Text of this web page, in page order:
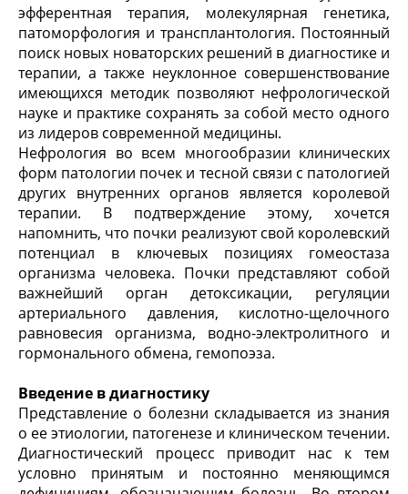
эфферентная терапия, молекулярная генетика,
патоморфология и трансплантология. Постоянный
поиск новых новаторских решений в диагностике и
терапии, а также неуклонное совершенствование
имеющихся методик позволяют нефрологической
науке и практике сохранять за собой место одного
из лидеров современной медицины.
Нефрология во всем многообразии клинических
форм патологии почек и тесной связи с патологией
других внутренних органов является королевой
терапии. В подтверждение этому, хочется
напомнить, что почки реализуют свой королевский
потенциал в ключевых позициях гомеостаза
организма человека. Почки представляют собой
важнейший орган детоксикации, регуляции
артериального давления, кислотно-щелочного
равновесия организма, водно-электролитного и
гормонального обмена, гемопоэза.
Введение в диагностику
Представление о болезни складывается из знания
о ее этиологии, патогенезе и клиническом течении.
Диагностический процесс приводит нас к тем
условно принятым и постоянно меняющимся